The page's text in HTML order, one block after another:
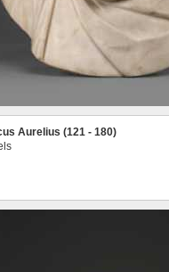
Aurelius (121 - 180)